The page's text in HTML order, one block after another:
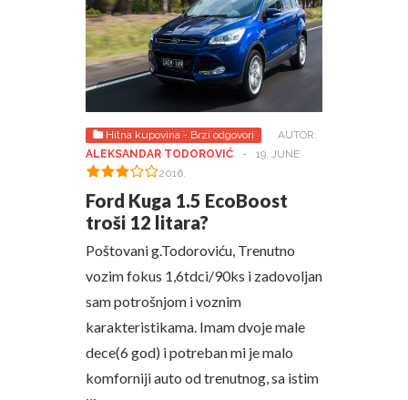
Hitna kupovina - Brzi odgovori
AUTOR:
ALEKSANDAR TODOROVIĆ
-
19. JUNE
2016.
Ford Kuga 1.5 EcoBoost
troši 12 litara?
Poštovani g.Todoroviću, Trenutno
vozim fokus 1,6tdci/90ks i zadovoljan
sam potrošnjom i voznim
karakteristikama. Imam dvoje male
dece(6 god) i potreban mi je malo
komforniji auto od trenutnog, sa istim